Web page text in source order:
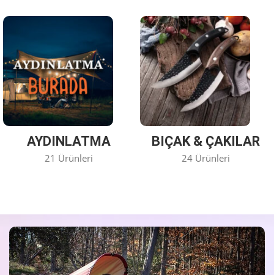
Keşfet
AYDINLATMA
21 Ürünleri
BIÇAK & ÇAKILAR
24 Ürünleri